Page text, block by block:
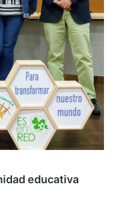
educativa